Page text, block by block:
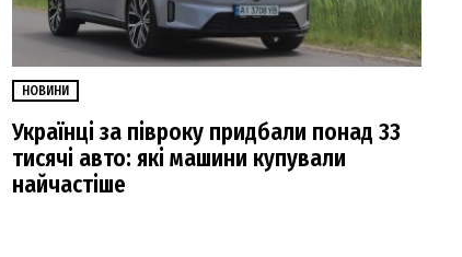
НОВИНИ
Українці за півроку придбали понад 33
тисячі авто: які машини купували
найчастіше